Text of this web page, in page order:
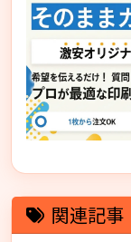
関連記事